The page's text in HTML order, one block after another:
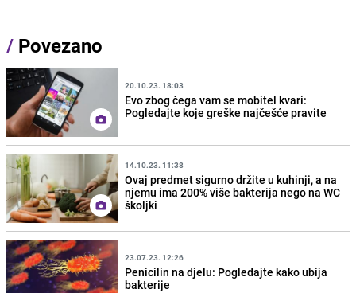
/ Povezano
20.10.23. 18:03
Evo zbog čega vam se mobitel kvari:
Pogledajte koje greške najčešće pravite
14.10.23. 11:38
Ovaj predmet sigurno držite u kuhinji, a na
njemu ima 200% više bakterija nego na WC
školjki
23.07.23. 12:26
Penicilin na djelu: Pogledajte kako ubija
bakterije